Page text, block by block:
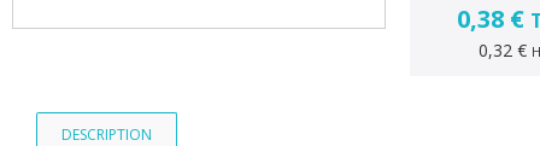
0,38 €
0,32 €
DESCRIPTION